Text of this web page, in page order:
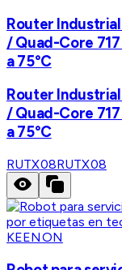
Router
/ Quad-Core 717
a 75°C
Router
/ Quad-Core 717
a 75°C
RUTX08RUTX08
KEENON